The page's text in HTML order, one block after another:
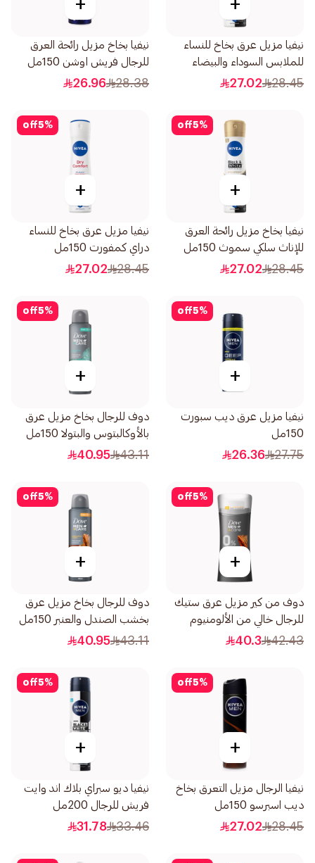
+
نيفيا مزيل عرق بخاخ للنساء
للملابس السوداء والبيضاء
150مل
28.45
27.02
+
نيفيا بخاخ مزيل رائحة العرق
للرجال فريش اوشن 150مل
28.38
26.96
5%
off
+
نيفيا بخاخ مزيل رائحة العرق
للإناث سلكي سموث 150مل
28.45
27.02
5%
off
+
نيفيا مزيل عرق بخاخ للنساء
دراي كمفورت 150مل
28.45
27.02
5%
off
+
نيفيا مزيل عرق ديب سبورت
150مل
27.75
26.36
5%
off
+
دوف للرجال بخاخ مزيل عرق
بالأوكالبتوس والبتولا 150مل
43.11
40.95
5%
off
+
دوف من كير مزيل عرق ستيك
للرجال خالي من الألومنيوم
بخشب الصندل 74جرام
42.43
40.3
5%
off
+
دوف للرجال بخاخ مزيل عرق
بخشب الصندل والعنبر 150مل
43.11
40.95
5%
off
+
نيفيا الرجال مزيل التعرق بخاخ
ديب اسبرسو 150مل
28.45
27.02
5%
off
+
نيفيا ديو سبراي بلاك اند وايت
فريش للرجال 200مل
33.46
31.78